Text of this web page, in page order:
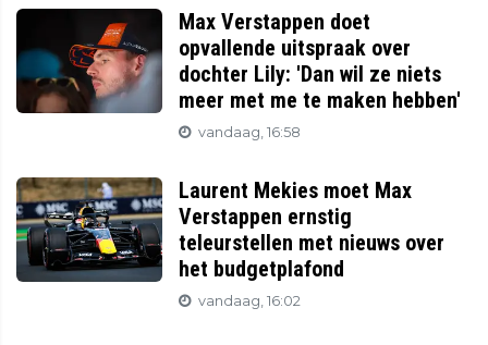
Max Verstappen doet
opvallende uitspraak over
dochter Lily: 'Dan wil ze niets
meer met me te maken hebben'
vandaag, 16:58
Laurent Mekies moet Max
Verstappen ernstig
teleurstellen met nieuws over
het budgetplafond
vandaag, 16:02